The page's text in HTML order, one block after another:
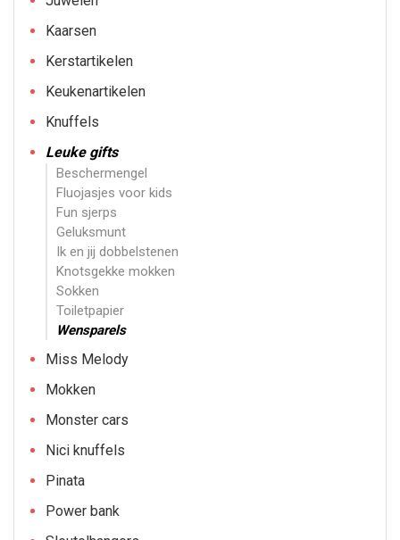
Kaarsen
Kerstartikelen
Keukenartikelen
Knuffels
Leuke gifts
Beschermengel
Fluojasjes voor kids
Fun sjerps
Geluksmunt
Ik en jij dobbelstenen
Knotsgekke mokken
Sokken
Toiletpapier
Wensparels
Miss Melody
Mokken
Monster cars
Nici knuffels
Pinata
Power bank